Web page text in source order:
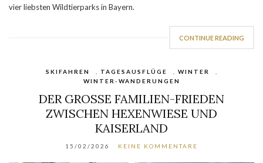
vier liebsten Wildtierparks in Bayern.
CONTINUE READING
SKIFAHREN TAGESAUSFLÜGE WINTER
WINTER-WANDERUNGEN
DER GROSSE FAMILIEN-FRIEDEN Z
WISCHEN HEXENWIESE UND K
AISERLAND
15/02/2026 KEINE KOMMENTARE